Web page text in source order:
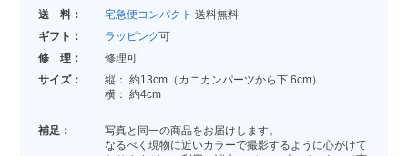
送 料：
宅急便コンパクト 送料無料
ギフト：
ラッピング可
修 理：
修理可
サイズ：
縦： 約13cm（カニカンパーツから下 6cm）
横： 約4cm
補足：
写真と同一の商品をお届けします。
なるべく現物に近いカラーで撮影するように心がけて